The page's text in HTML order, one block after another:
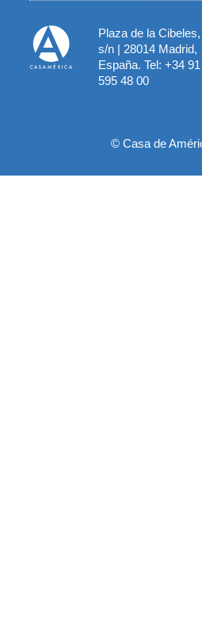
Plaza de la Cibeles,
s/n | 28014 Madrid,
España. Tel: +34 91
595 48 00
© Casa de